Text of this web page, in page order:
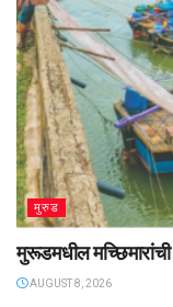
मुरुड
मुरूडमधील
AUGUST 8, 2026